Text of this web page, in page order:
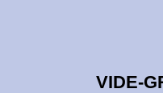
à